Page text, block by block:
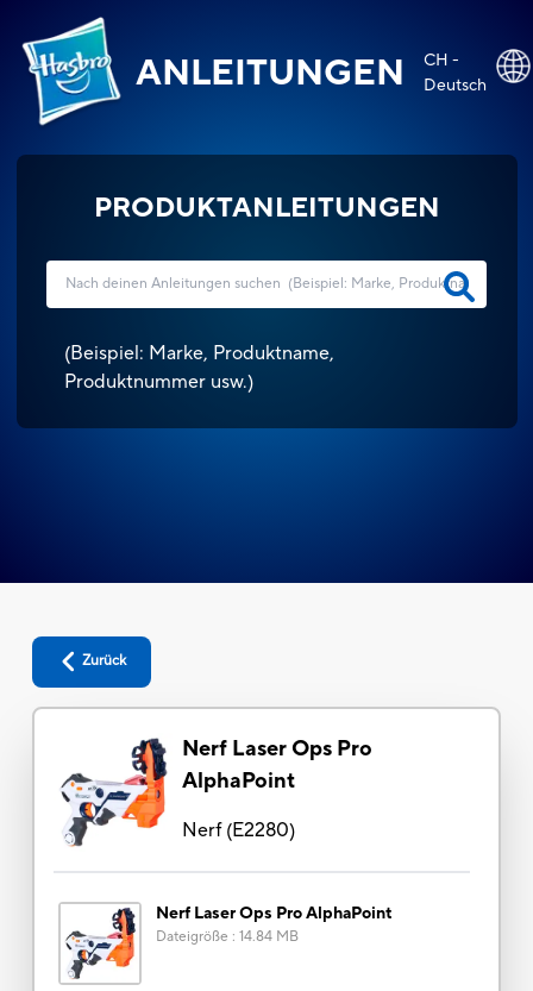
ANLEITUNGEN
CH -
Deutsch
PRODUKTANLEITUNGEN
(Beispiel: Marke, Produktname,
Produktnummer usw.)
Zurück
Nerf Laser Ops Pro
AlphaPoint
Nerf(E2280)
Nerf Laser Ops Pro AlphaPoint
Dateigröße : 14.84 MB